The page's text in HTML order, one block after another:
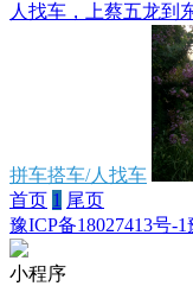
人找车，上蔡五龙到
拼车搭车/人找车
首页 1 尾页
豫ICP备18027413号-1
小程序